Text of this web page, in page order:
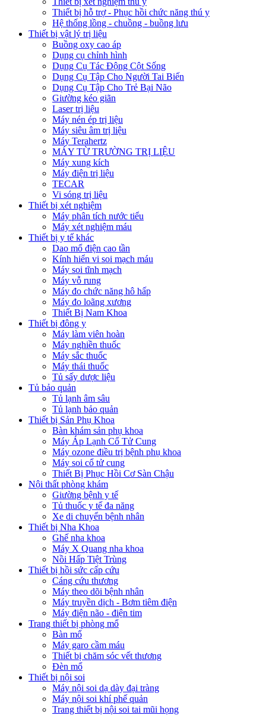
Thiết bị hỗ trợ - Phục hồi chức năng thú y
Hệ thống lồng - chuồng - buồng lưu
Thiết bị vật lý trị liệu
Buồng oxy cao áp
Dụng cụ chỉnh hình
Dụng Cụ Tác Động Cột Sống
Dụng Cụ Tập Cho Người Tai Biến
Dụng Cụ Tập Cho Trẻ Bại Não
Giường kéo giãn
Laser trị liệu
Máy nén ép trị liệu
Máy siêu âm trị liệu
Máy Terahertz
MÁY TỪ TRƯỜNG TRỊ LIỆU
Máy xung kích
Máy điện trị liệu
TECAR
Vi sóng trị liệu
Thiết bị xét nghiệm
Máy phân tích nước tiểu
Máy xét nghiệm máu
Thiết bị y tế khác
Dao mổ điện cao tần
Kính hiển vi soi mạch máu
Máy soi tĩnh mạch
Máy vỗ rung
Máy đo chức năng hô hấp
Máy đo loãng xương
Thiết Bị Nam Khoa
Thiết bị đông y
Máy làm viên hoàn
Máy nghiền thuốc
Máy sắc thuốc
Máy thái thuốc
Tủ sấy dược liệu
Tủ bảo quản
Tủ lạnh âm sâu
Tủ lạnh bảo quản
Thiết bị Sản Phụ Khoa
Bàn khám sản phụ khoa
Máy Áp Lạnh Cổ Tử Cung
Máy ozone điều trị bệnh phụ khoa
Máy soi cổ tử cung
Thiết Bị Phục Hồi Cơ Sàn Chậu
Nội thất phòng khám
Giường bệnh y tế
Tủ thuốc y tế đa năng
Xe di chuyển bệnh nhân
Thiết bị Nha Khoa
Ghế nha khoa
Máy X Quang nha khoa
Nồi Hấp Tiệt Trùng
Thiết bị hồi sức cấp cứu
Cáng cứu thương
Máy theo dõi bệnh nhân
Máy truyền dịch - Bơm tiêm điện
Máy điện não - điện tim
Trang thiết bị phòng mổ
Bàn mổ
Máy garo cầm máu
Thiết bị chăm sóc vết thương
Đèn mổ
Thiết bị nội soi
Máy nội soi dạ dày đại tràng
Máy nội soi khí phế quản
Trang thiết bị nội soi tai mũi họng